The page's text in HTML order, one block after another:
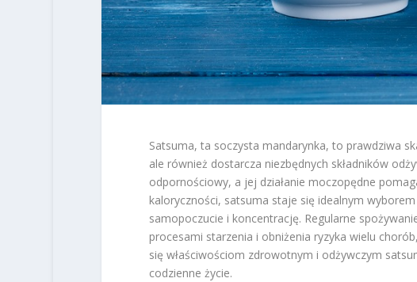
Satsuma, ta soczysta mandarynka, to prawdziwa
ale również dostarcza niezbędnych składników
odpornościowy, a jej działanie moczopędne
kaloryczności, satsuma staje się idealnym
samopoczucie i koncentrację. Regularne
procesami starzenia i obniżenia ryzyka wielu
się właściwościom zdrowotnym i odżywczym
codzienne życie.